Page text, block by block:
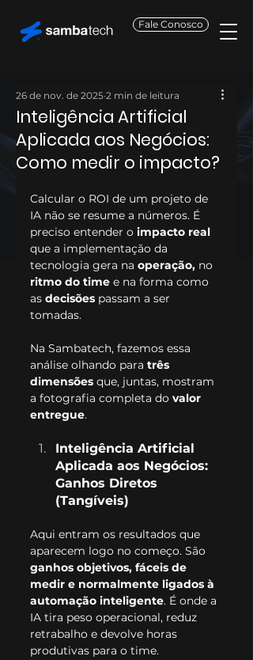
Fale Conosco
Inteligência Artificial
Aplicada aos Negócios:
Como medir o impacto?
26 de nov. de 2025 2 min de leitura
Calcular o ROI de um projeto de
IA não se resume a números. É
preciso entender o impacto real
que a implementação da
tecnologia gera na operação, no
ritmo do time e na forma como
as decisões passam a ser
tomadas.
Na Sambatech, fazemos essa
análise olhando para três
dimensões que, juntas, mostram
a fotografia completa do valor
entregue.
Inteligência Artificial
Aplicada aos Negócios:
Ganhos Diretos
(Tangíveis)
Aqui entram os resultados que
aparecem logo no começo. São
ganhos objetivos, fáceis de
medir e normalmente ligados à
automação inteligente. É onde a
IA tira peso operacional, reduz
retrabalho e devolve horas
produtivas para o time.